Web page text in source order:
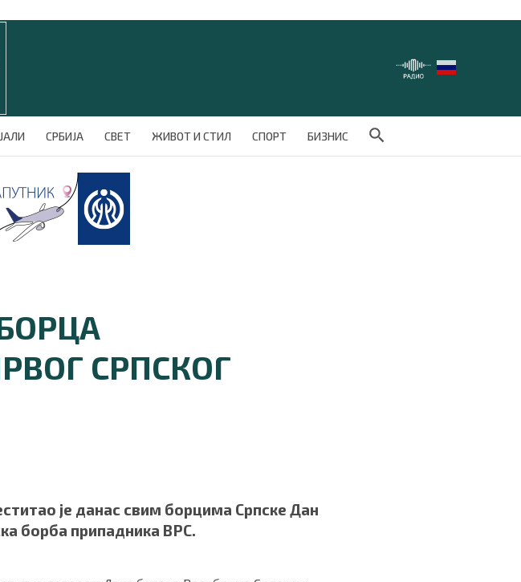
СРБИЈА СВЕТ ЖИВОТ И СТИЛ СПОРТ БИЗНИС
Search Button
СРПСКОГ
је данас свим борцима Српске Дан
борба припадника ВРС.